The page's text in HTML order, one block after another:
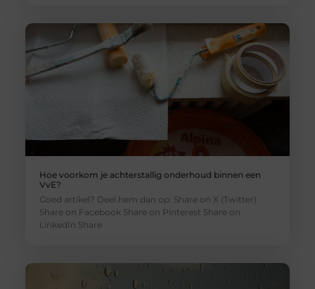
Hoe voorkom je achterstallig onderhoud binnen een
VvE?
Goed artikel? Deel hem dan op: Share on X (Twitter)
Share on Facebook Share on Pinterest Share on
LinkedIn Share